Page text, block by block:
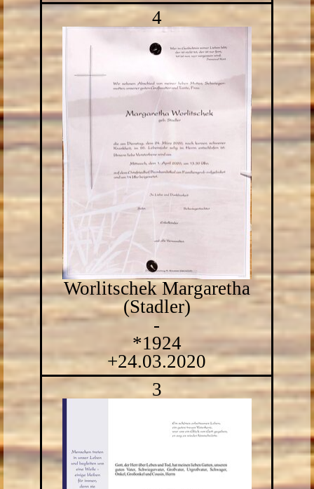
4
Worlitschek Margaretha
(Stadler)
-
*1924
+24.03.2020
3